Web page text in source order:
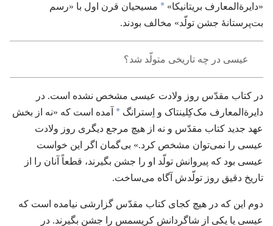
«دایرة‌المعارف بریتانیکا»‏ * مسیحیان قرن اول با «رسم
بت‌پرستانهٔ جشن تولّد» مخالف بودند.‏
عیسی در چه تاریخی متولّد شد؟‏
در کتاب مقدّس روز ولادت عیسی مشخص نشده است.‏ در
دایرة‌المعارف مک‌کِلینتاک و اِسترانگ * آمده است که «نه از بخش
عهد جدید کتاب مقدّس و نه از هیچ مرجع دیگری روز ولادت
عیسی را نمی‌توان مشخص کرد.‏» بی‌گمان اگر این خواست
عیسی بود که پیروانش تولّد او را جشن بگیرند،‏ قطعاً آنان را از
تاریخ دقیق روز تولّدش آگاه می‌ساخت.‏
دوم این که در هیچ کجای کتاب مقدّس گزارشی نیامده است که
عیسی یا یکی از شاگردانش کریسمس را جشن بگیرند.‏ در